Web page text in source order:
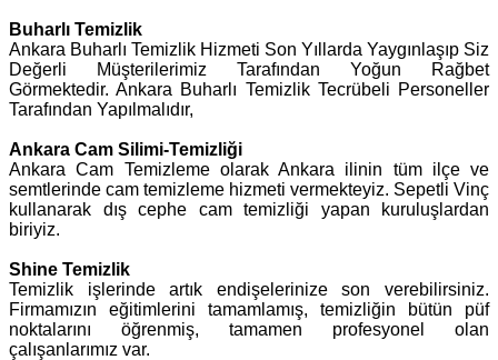
Buharlı Temizlik
Ankara Buharlı Temizlik Hizmeti Son Yıllarda Yaygınlaşıp Siz
Değerli Müşterilerimiz Tarafından Yoğun Rağbet
Görmektedir. Ankara Buharlı Temizlik Tecrübeli Personeller
Tarafından Yapılmalıdır,
Ankara Cam Silimi-Temizliği
Ankara Cam Temizleme olarak Ankara ilinin tüm ilçe ve
semtlerinde cam temizleme hizmeti vermekteyiz. Sepetli Vinç
kullanarak dış cephe cam temizliği yapan kuruluşlardan
biriyiz.
Shine Temizlik
Temizlik işlerinde artık endişelerinize son verebilirsiniz.
Firmamızın eğitimlerini tamamlamış, temizliğin bütün püf
noktalarını öğrenmiş, tamamen profesyonel olan
çalışanlarımız var.